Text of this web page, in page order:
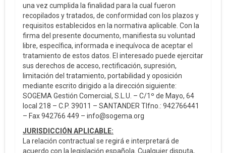
una vez cumplida la finalidad para la cual fueron
recopilados y tratados, de conformidad con los plazos y
requisitos establecidos en la normativa aplicable. Con la
firma del presente documento, manifiesta su voluntad
libre, específica, informada e inequívoca de aceptar el
tratamiento de estos datos. El interesado puede ejercitar
sus derechos de acceso, rectificación, supresión,
limitación del tratamiento, portabilidad y oposición
mediante escrito dirigido a la dirección siguiente:
SOGEMA Gestión Comercial, S.L.U. – C/1º de Mayo, 64
local 218 – C.P. 39011 – SANTANDER Tlfno.: 942766441
– Fax 942766 449 – info@sogema.org
JURISDICCIÓN APLICABLE:
La relación contractual se regirá e interpretará de
acuerdo con la legislación española. Cualquier disputa,